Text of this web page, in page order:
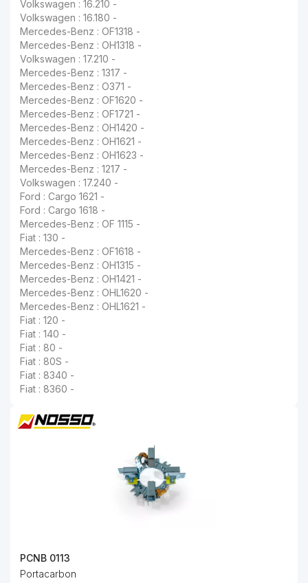
Volkswagen : 16.210 -
Volkswagen : 16.180 -
Mercedes-Benz : OF1318 -
Mercedes-Benz : OH1318 -
Volkswagen : 17.210 -
Mercedes-Benz : 1317 -
Mercedes-Benz : O371 -
Mercedes-Benz : OF1620 -
Mercedes-Benz : OF1721 -
Mercedes-Benz : OH1420 -
Mercedes-Benz : OH1621 -
Mercedes-Benz : OH1623 -
Mercedes-Benz : 1217 -
Volkswagen : 17.240 -
Ford : Cargo 1621 -
Ford : Cargo 1618 -
Mercedes-Benz : OF 1115 -
Fiat : 130 -
Mercedes-Benz : OF1618 -
Mercedes-Benz : OH1315 -
Mercedes-Benz : OH1421 -
Mercedes-Benz : OHL1620 -
Mercedes-Benz : OHL1621 -
Fiat : 120 -
Fiat : 140 -
Fiat : 80 -
Fiat : 80S -
Fiat : 8340 -
Fiat : 8360 -
PCNB 0113
Portacarbon